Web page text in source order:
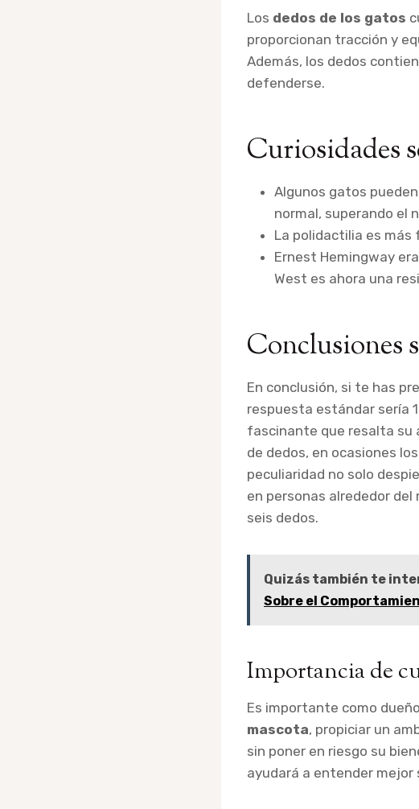
Los dedos de los gatos
proporcionan tracción y
Además, los dedos
defenderse.
Curiosidades
Algunos gatos
normal, superando el
La polidactilia es
Ernest Hemingway
West es ahora una
Conclusiones
En conclusión, si te has
respuesta estándar sería
fascinante que resalta su
de dedos, en ocasiones
peculiaridad no solo
en personas alrededor
seis dedos.
Quizás también te
Sobre el
Importancia de
Es importante como
mascota, propiciar un
sin poner en riesgo su
ayudará a entender mejor